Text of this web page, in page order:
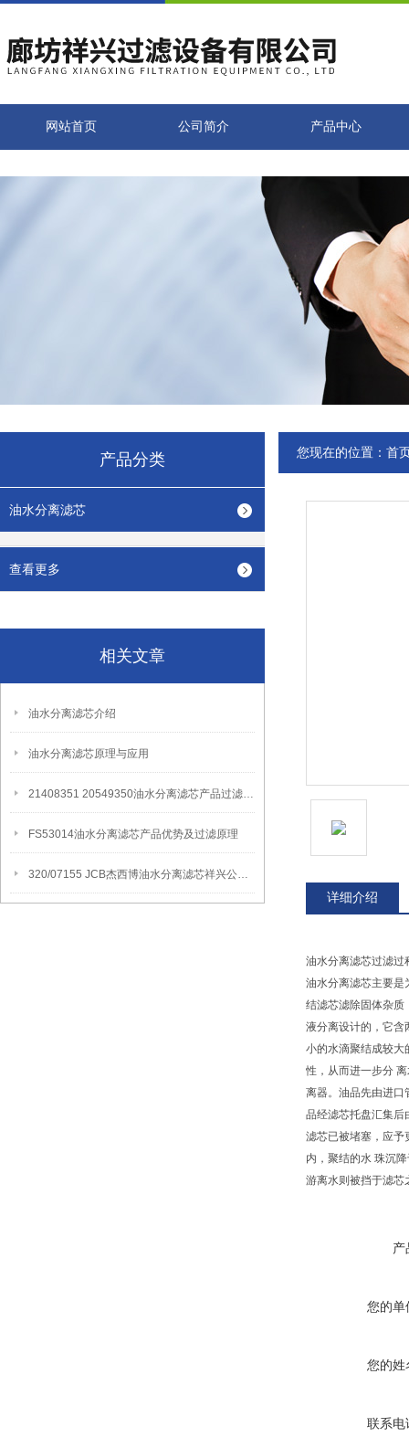
网站首页 公司简介 产品中心
产品分类
油水分离滤芯
查看更多
相关文章
油水分离滤芯介绍
油水分离滤芯原理与应用
21408351 20549350油水分离滤芯产品过滤原理
FS53014油水分离滤芯产品优势及过滤原理
320/07155 JCB杰西博油水分离滤芯祥兴公司讲解产品应用领域
您现在的位置： 首
详细介绍
油水分离滤芯过滤过
油水分离滤芯主要是
结滤芯滤除固体杂质
液分离设计的，它含
小的水滴聚结成较大
性，从而进一步分
离器。油品先由进口
品经滤芯托盘汇集后
滤芯已被堵塞，应予
内，聚结的水 珠沉
游离水则被挡于滤芯
产
您的单
您的姓
联系电